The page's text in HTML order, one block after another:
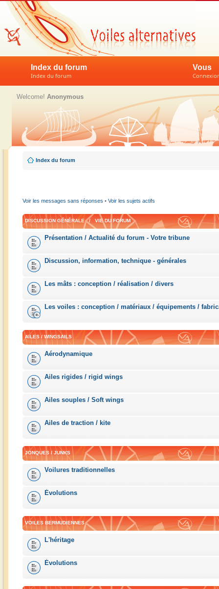
Index du forum
Index du forum
Vous
Welcome! Anonymous
Index du forum
Voir les messages sans réponses • Voir les sujets actifs
DISCUSSION GÉNÉRALE / VIE DU FORUM
Présentation / Actualité du forum - Votre tribune
Discussion, information, technique - générales
Les mâts : conception / réalisation / divers
Les voiles : conception / matériaux / équipements /
AILES / WINGSAILS
Aérodynamique
Ailes rigides / rigid wings
Ailes souples / Soft wings
Ailes de traction / kite
JONQUES / JUNKS
Voilures traditionnelles
Évolutions
VOILES BERMUDIENNES
L'héritage
Évolutions